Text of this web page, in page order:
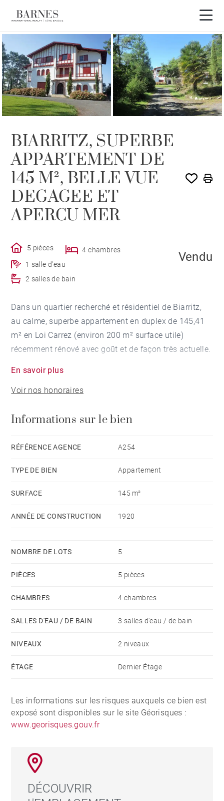
VENDU PAR BARNES
BIARRITZ, SUPERBE
APPARTEMENT DE
145 M², BELLE VUE
DEGAGEE ET
APERCU MER
5 pièces
4 chambres
1 salle d'eau
2 salles de bain
Vendu
Dans un quartier recherché et résidentiel de Biarritz,
au calme, superbe appartement en duplex de 145,41
m² en Loi Carrez (environ 200 m² surface utile)
récemment rénové avec goût et de façon très actuelle.
caractère, (construite en 1928 par l'architecte
renommé William Marcel) divisée en appartements.
terrasse sur les toits offrant un très bel aperçu mer et
places de parkings.
En savoir plus
Voir nos honoraires
Informations sur le bien
RÉFÉRENCE AGENCE A254
TYPE DE BIEN Appartement
SURFACE 145 m²
ANNÉE DE CONSTRUCTION 1920
NOMBRE DE LOTS 5
PIÈCES 5 pièces
CHAMBRES 4 chambres
SALLES D'EAU / DE BAIN 3 salles d'eau / de bain
NIVEAUX 2 niveaux
ÉTAGE Dernier Étage
Les informations sur les risques auxquels ce bien est
exposé sont disponibles sur le site Géorisques :
www.georisques.gouv.fr
DÉCOUVRIR